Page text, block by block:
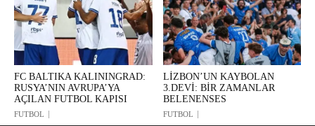
FC BALTIKA KALININGRAD:
RUSYA’NIN AVRUPA’YA
AÇILAN FUTBOL KAPISI
FUTBOL
LİZBON’UN KAYBOLAN
3.DEVİ: BİR ZAMANLAR
BELENENSES
FUTBOL